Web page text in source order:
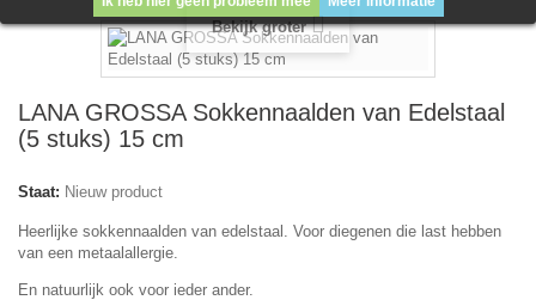
Bekijk groter
LANA GROSSA Sokkennaalden van Edelstaal
(5 stuks) 15 cm
Staat: Nieuw product
Heerlijke sokkennaalden van edelstaal. Voor diegenen die last hebben
van een metaalallergie.
En natuurlijk ook voor ieder ander.